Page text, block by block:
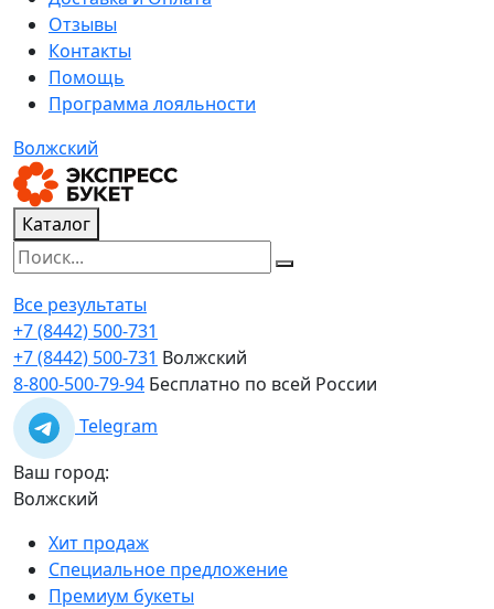
Отзывы
Контакты
Помощь
Программа лояльности
Волжский
Каталог
Все результаты
+7 (8442) 500-731
+7 (8442) 500-731 Волжский
8-800-500-79-94 Бесплатно по всей России
Telegram
Ваш город:
Волжский
Хит продаж
Специальное предложение
Премиум букеты